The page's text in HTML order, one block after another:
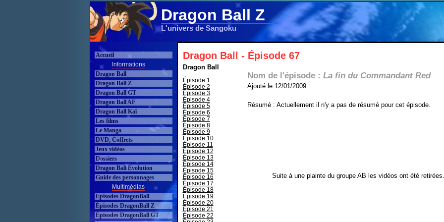
Dragon Ball Z
L'univers de Sangoku
Accueil
Informations
Dragon Ball
Dragon Ball Z
Dragon Ball GT
Dragon Ball AF
Dragon Ball Kaï
Les films
Le Manga
DVD, Coffrets
Jeux vidéos
Dossiers
Dragon Ball Evolution
Guide des personnages
Multimédias
Épisodes DragonBall
Épisodes DragonBall Z
Épisodes DragonBall GT
Dragon Ball - Épisode 67
Dragon Ball
Épisode 1
Épisode 2
Épisode 3
Épisode 4
Épisode 5
Épisode 6
Épisode 7
Épisode 8
Épisode 9
Épisode 10
Épisode 11
Épisode 12
Épisode 13
Épisode 14
Épisode 15
Épisode 16
Épisode 17
Épisode 18
Épisode 19
Épisode 20
Épisode 21
Épisode 22
Nom de l'épisode : La fin du Commandant Red
Ajouté le 12/01/2009
Résumé : Actuellement il n'y a pas de résumé pour cet épisode.
Suite à une plainte du groupe AB les vidéos ont été retirées.